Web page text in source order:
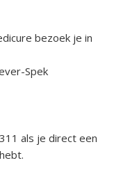
bezoek je in
Spek
als je direct een